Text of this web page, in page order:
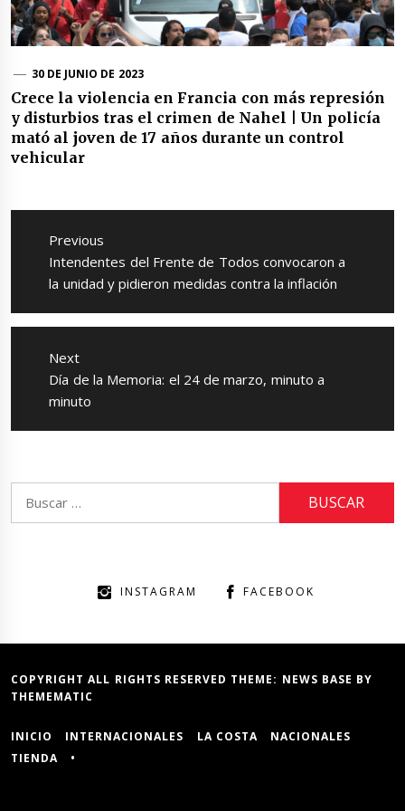
30 DE JUNIO DE 2023
Crece la violencia en Francia con más represión
y disturbios tras el crimen de Nahel | Un policía
mató al joven de 17 años durante un control
vehicular
Navegación
entradas
Previous
Previous
post:
Intendentes del Frente de Todos convocaron a
la unidad y pidieron medidas contra la inflación
Next
Next
post:
Día de la Memoria: el 24 de marzo, minuto a
minuto
INSTAGRAM FACEBOOK
COPYRIGHT ALL RIGHTS RESERVED THEME: NEWS BASE BY
THEMEMATIC
INICIO INTERNACIONALES LA COSTA
NACIONALES
TIENDA
•